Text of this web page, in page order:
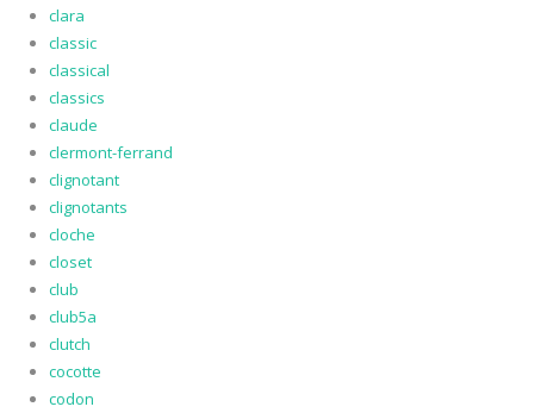
clara
classic
classical
classics
claude
clermont-ferrand
clignotant
clignotants
cloche
closet
club
club5a
clutch
cocotte
codon